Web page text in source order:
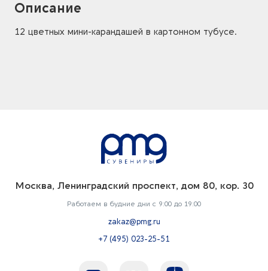
Описание
12 цветных мини-карандашей в картонном тубусе.
Москва, Ленинградский проспект, дом 80, кор. 30
Работаем в будние дни с 9:00 до 19:00
zakaz@pmg.ru
+7 (495) 023-25-51